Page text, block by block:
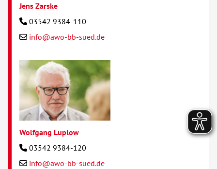
Jens Zarske
03542 9384-110
info@awo-bb-sued.de
Wolfgang Luplow
03542 9384-120
info@awo-bb-sued.de